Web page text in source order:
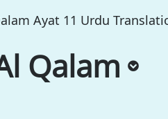
Ayat 11 Urdu
Qalam